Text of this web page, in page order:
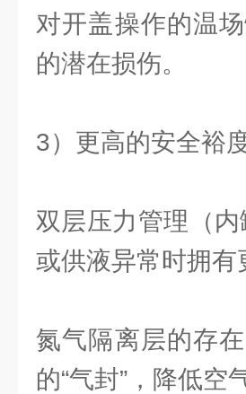
对开盖操作的温
的潜在损伤。
3）更高的安全裕
双层压力管理（
或供液异常时拥
氮气隔离层的存
的“气封”，降低空